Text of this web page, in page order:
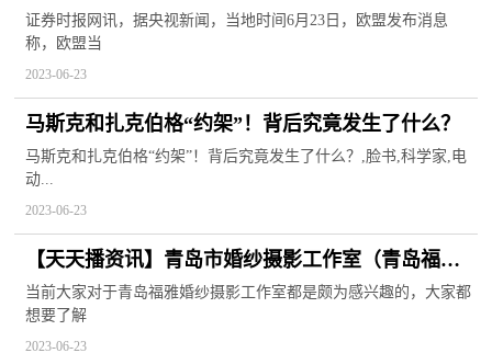
证券时报网讯，据央视新闻，当地时间6月23日，欧盟发布消息
称，欧盟当
2023-06-23
马斯克和扎克伯格“约架”！背后究竟发生了什么？
马斯克和扎克伯格“约架”！背后究竟发生了什么？,脸书,科学家,电
动...
2023-06-23
【天天播资讯】青岛市婚纱摄影工作室（青岛福雅
婚纱摄影工作室）
当前大家对于青岛福雅婚纱摄影工作室都是颇为感兴趣的，大家都
想要了解
2023-06-23